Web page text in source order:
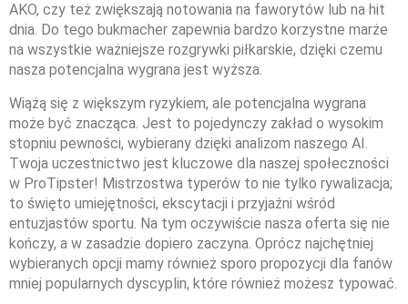
AKO, czy też zwiększają notowania na faworytów lub na hit
dnia. Do tego bukmacher zapewnia bardzo korzystne marże
na wszystkie ważniejsze rozgrywki piłkarskie, dzięki czemu
nasza potencjalna wygrana jest wyższa.
Wiążą się z większym ryzykiem, ale potencjalna wygrana
może być znacząca. Jest to pojedynczy zakład o wysokim
stopniu pewności, wybierany dzięki analizom naszego AI.
Twoja uczestnictwo jest kluczowe dla naszej społeczności
w ProTipster! Mistrzostwa typerów to nie tylko rywalizacja;
to święto umiejętności, ekscytacji i przyjaźni wśród
entuzjastów sportu. Na tym oczywiście nasza oferta się nie
kończy, a w zasadzie dopiero zaczyna. Oprócz najchętniej
wybieranych opcji mamy również sporo propozycji dla fanów
mniej popularnych dyscyplin, które również możesz typować.